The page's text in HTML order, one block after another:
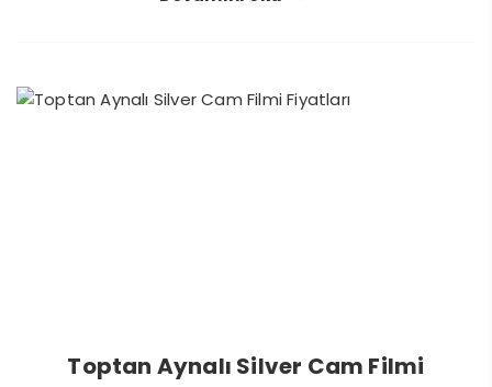
Toptan Aynalı Silver Cam Filmi